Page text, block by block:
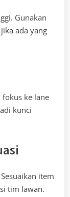
Gunakan
ada yang
ke lane
kunci
item
tim lawan.